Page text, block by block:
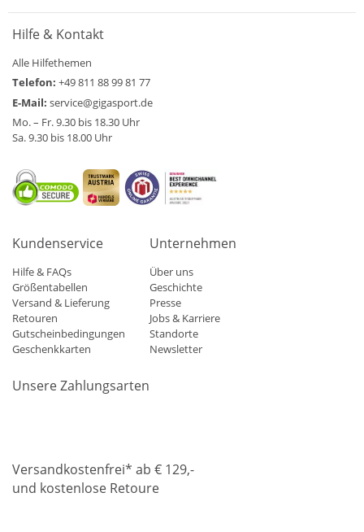
Hilfe & Kontakt
Alle Hilfethemen
Telefon: +49 811 88 99 81 77
E-Mail: service@gigasport.de
Mo. – Fr. 9.30 bis 18.30 Uhr
Sa. 9.30 bis 18.00 Uhr
Kundenservice
Hilfe & FAQs
Größentabellen
Versand & Lieferung
Retouren
Gutscheinbedingungen
Geschenkkarten
Unternehmen
Über uns
Geschichte
Presse
Jobs & Karriere
Standorte
Newsletter
Unsere Zahlungsarten
Versandkostenfrei* ab € 129,-
und kostenlose Retoure